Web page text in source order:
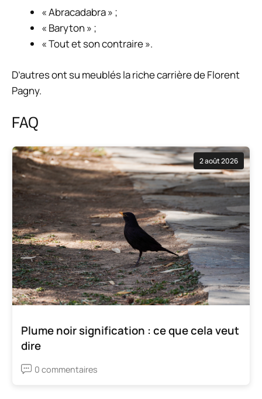
« Abracadabra » ;
« Baryton » ;
« Tout et son contraire ».
D’autres ont su meublés la riche carrière de Florent
Pagny.
FAQ
2 août 2026
Plume noir signification : ce que cela veut
dire
0 commentaires